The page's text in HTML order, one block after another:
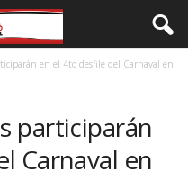
en el 4to desfile del Carnaval en
participarán
Carnaval en